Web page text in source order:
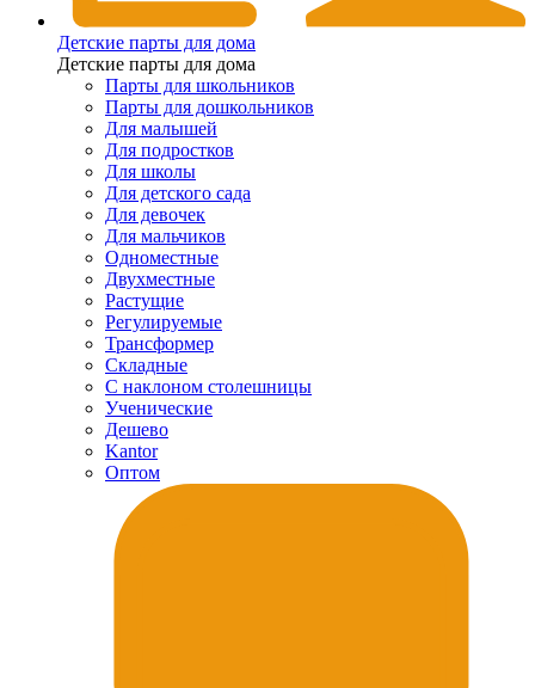
Детские парты для дома
Детские парты для дома
Парты для школьников
Парты для дошкольников
Для малышей
Для подростков
Для школы
Для детского сада
Для девочек
Для мальчиков
Одноместные
Двухместные
Растущие
Регулируемые
Трансформер
Складные
С наклоном столешницы
Ученические
Дешево
Kantor
Оптом